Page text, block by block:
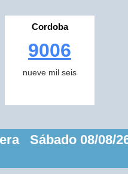
Cordoba
9006
nueve mil seis
Sábado 08/08/